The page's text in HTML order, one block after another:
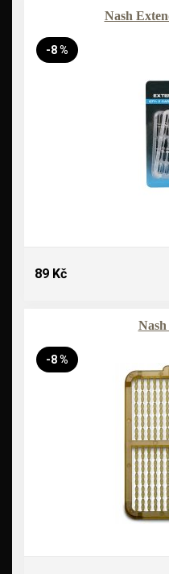
Nash
-8 %
89 Kč
-8 %